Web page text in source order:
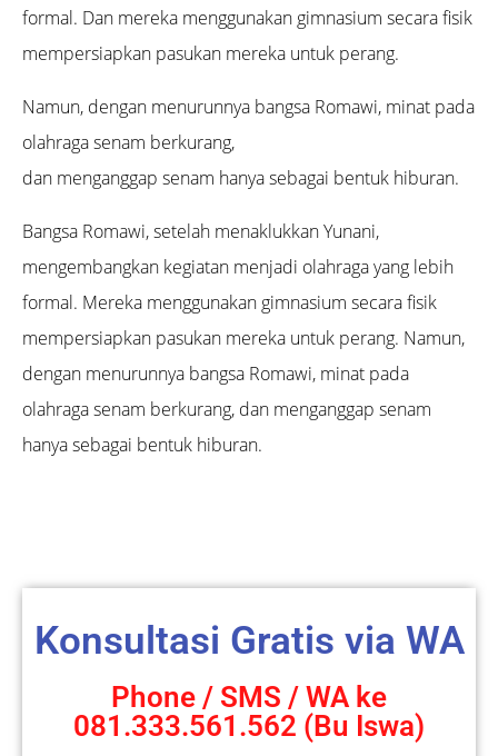
formal. Dan mereka menggunakan gimnasium secara fisik
mempersiapkan pasukan mereka untuk perang.
Namun, dengan menurunnya bangsa Romawi, minat pada
olahraga senam berkurang,
dan menganggap senam hanya sebagai bentuk hiburan.
Bangsa Romawi, setelah menaklukkan Yunani,
mengembangkan kegiatan menjadi olahraga yang lebih
formal. Mereka menggunakan gimnasium secara fisik
mempersiapkan pasukan mereka untuk perang. Namun,
dengan menurunnya bangsa Romawi, minat pada
olahraga senam berkurang, dan menganggap senam
hanya sebagai bentuk hiburan.
Konsultasi Gratis via WA
Phone / SMS / WA ke
081.333.561.562 (Bu Iswa)